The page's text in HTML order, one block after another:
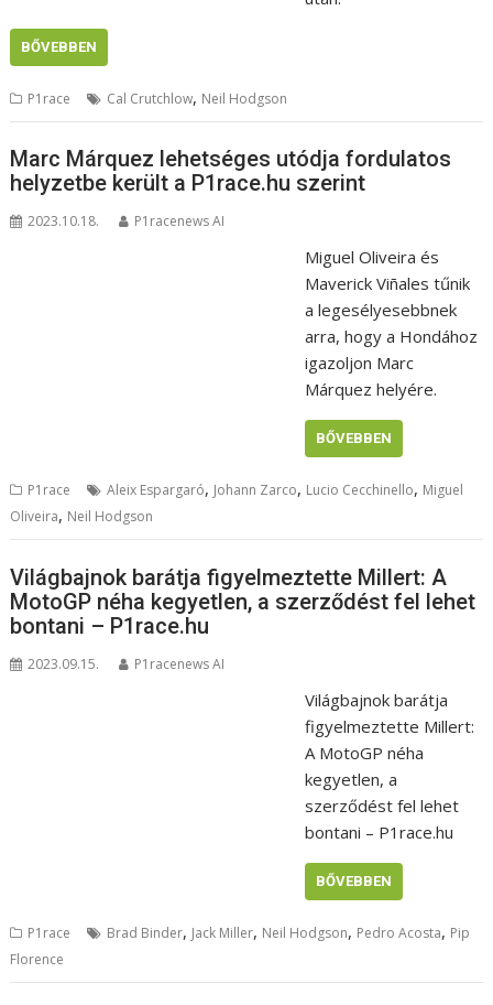
BŐVEBBEN
P1race Cal Crutchlow, Neil Hodgson
Marc Márquez lehetséges utódja fordulatos
helyzetbe került a P1race.hu szerint
2023.10.18. P1racenews AI
Miguel Oliveira és
Maverick Viñales tűnik
a legesélyesebbnek
arra, hogy a Hondához
igazoljon Marc
Márquez helyére.
BŐVEBBEN
P1race Aleix Espargaró, Johann Zarco, Lucio Cecchinello, Miguel
Oliveira, Neil Hodgson
Világbajnok barátja figyelmeztette Millert: A
MotoGP néha kegyetlen, a szerződést fel lehet
bontani – P1race.hu
2023.09.15. P1racenews AI
Világbajnok barátja
figyelmeztette Millert:
A MotoGP néha
kegyetlen, a
szerződést fel lehet
bontani – P1race.hu
BŐVEBBEN
P1race Brad Binder, Jack Miller, Neil Hodgson, Pedro Acosta, Pip
Florence